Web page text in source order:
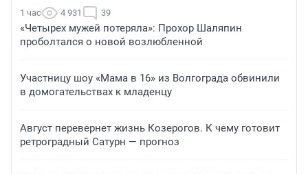
1 час 4 931 39
«Четырех мужей потеряла»: Прохор Шаляпин
проболтался о новой возлюбленной
Участницу шоу «Мама в 16» из Волгограда обвинили
в домогательствах к младенцу
Август перевернет жизнь Козерогов. К чему готовит
ретроградный Сатурн — прогноз